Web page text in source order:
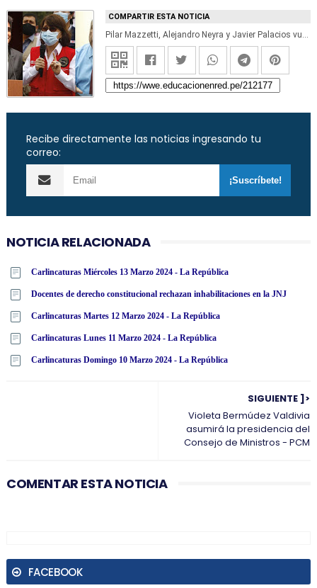
COMPARTIR ESTA NOTICIA
Pilar Mazzetti, Alejandro Neyra y Javier Palacios vuelven al Ministerio de Salud, Cultura y Trabajo
Recibe directamente las noticias ingresando tu
correo:
NOTICIA RELACIONADA
Carlincaturas Miércoles 13 Marzo 2024 - La República
Docentes de derecho constitucional rechazan inhabilitaciones en la JNJ
Carlincaturas Martes 12 Marzo 2024 - La República
Carlincaturas Lunes 11 Marzo 2024 - La República
Carlincaturas Domingo 10 Marzo 2024 - La República
SIGUIENTE ]>
Violeta Bermúdez Valdivia
asumirá la presidencia del
Consejo de Ministros - PCM
COMENTAR ESTA NOTICIA
FACEBOOK